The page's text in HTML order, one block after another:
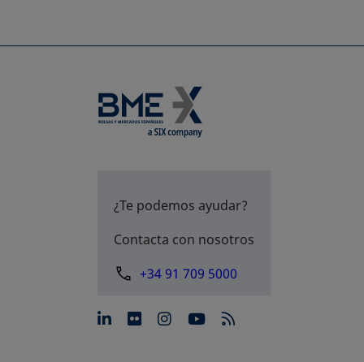
¿Te podemos ayudar?
Contacta con nosotros
+34 91 709 5000
se abre en una pestaña
se abre en una pestaña
se abre en una
se abre en una